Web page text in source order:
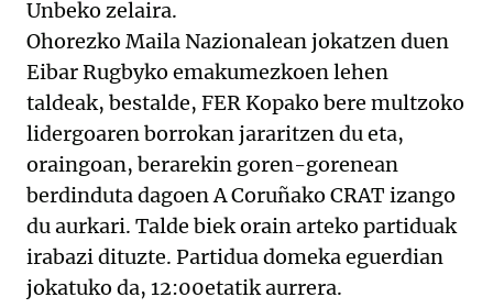
Unbeko zelaira.
Ohorezko Maila Nazionalean jokatzen duen
Eibar Rugbyko emakumezkoen lehen
taldeak, bestalde, FER Kopako bere multzoko
lidergoaren borrokan jararitzen du eta,
oraingoan, berarekin goren-gorenean
berdinduta dagoen A Coruñako CRAT izango
du aurkari. Talde biek orain arteko partiduak
irabazi dituzte. Partidua domeka eguerdian
jokatuko da, 12:00etatik aurrera.